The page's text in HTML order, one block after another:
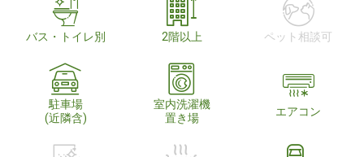
バス・トイレ別 2階以上 ペット相談可
駐車場
(近隣含)
室内洗濯機
置き場
エアコン